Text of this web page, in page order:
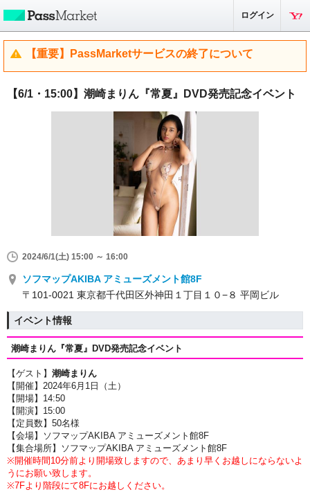
ログイン
【重要】PassMarketサービスの終了について
【6/1・15:00】潮崎まりん『常夏』DVD発売記念イベント
2024/6/1(土) 15:00 ～ 16:00
ソフマップAKIBA アミューズメント館8F
〒101-0021 東京都千代田区外神田１丁目１０−８ 平岡ビル
イベント情報
潮崎まりん『常夏』DVD発売記念イベント
【ゲスト】 潮崎まりん
【開催】2024年6月1日（土）
【開場】14:50
【開演】15:00
【定員数】50名様
【会場】ソフマップAKIBA アミューズメント館8F
【集合場所】ソフマップAKIBA アミューズメント館8F
※開催時間10分前より開場致しますので、あまり早くお越しにならないよ
うにお願い致します。
※7Fより階段にて8Fにお越しください。